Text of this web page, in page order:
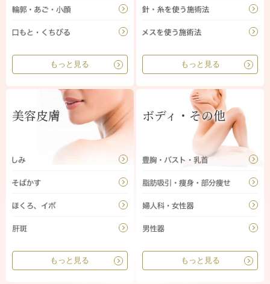
もっと見る もっと見る
美容皮膚
もっと見る
ボディ・その他
もっと見る